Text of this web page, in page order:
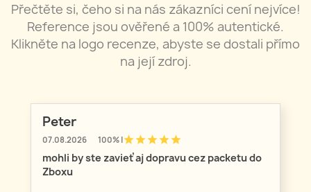
Přečtěte si, čeho si na nás zákazníci cení nejvíce!
Reference jsou ověřené a 100% autentické.
Klikněte na logo recenze, abyste se dostali přímo
na její zdroj.
Peter
07.08.2026 100% |starstarstarstarstar
mohli by ste zavieť aj dopravu cez packetu do
Zboxu